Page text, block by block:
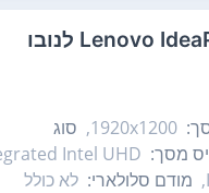
1920x1200,
סוג
מסך: Intel UHD
מודם סלולארי: לא כולל